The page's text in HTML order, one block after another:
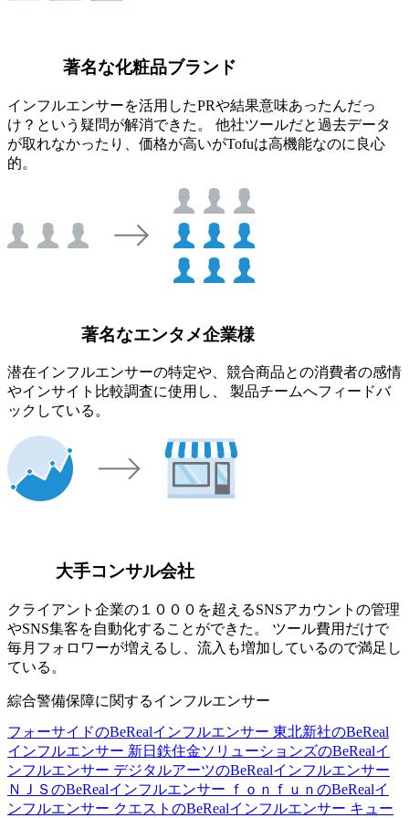
著名な化粧品ブランド
インフルエンサーを活用したPRや結果意味あったんだっ
け？という疑問が解消できた。 他社ツールだと過去データ
が取れなかったり、価格が高いがTofuは高機能なのに良心
的。
著名なエンタメ企業様
潜在インフルエンサーの特定や、競合商品との消費者の感情
やインサイト比較調査に使用し、 製品チームへフィードバ
ックしている。
大手コンサル会社
クライアント企業の１０００を超えるSNSアカウントの管理
やSNS集客を自動化することができた。 ツール費用だけで
毎月フォロワーが増えるし、流入も増加しているので満足し
ている。
綜合警備保障に関するインフルエンサー
フォーサイドのBeRealインフルエンサー 東北新社のBeReal
インフルエンサー 新日鉄住金ソリューションズのBeRealイ
ンフルエンサー デジタルアーツのBeRealインフルエンサー
ＮＪＳのBeRealインフルエンサー ｆｏｎｆｕｎのBeRealイ
ンフルエンサー クエストのBeRealインフルエンサー キュー